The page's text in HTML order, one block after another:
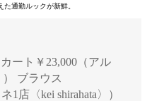
通勤ルックが新鮮。
ート￥23,000（アル
ブラウス
1店〈kei shirahata〉）